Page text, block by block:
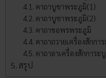
คาถาบูชาพระภูมิ(1)
คาถาบูชาพระภูมิ(2)
คาถาขอพรพระภูมิ
คาถาถวายเครื่องสักกา
คาถาลาเครื่องสักการะ
สรุป